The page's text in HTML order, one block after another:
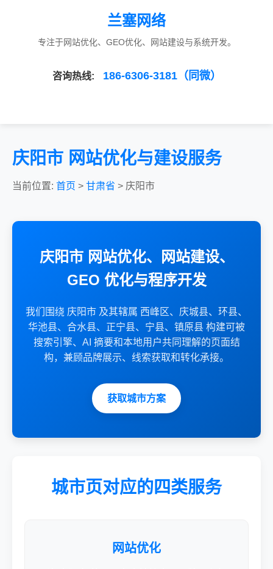
兰塞网络
专注于网站优化、GEO优化、网站建设与系统开发。
咨询热线: 186-6306-3181（同微）
庆阳市 网站优化与建设服务
当前位置: 首页 > 甘肃省 > 庆阳市
庆阳市 网站优化、网站建设、
GEO 优化与程序开发
我们围绕 庆阳市 及其辖属 西峰区、庆城县、环县、
华池县、合水县、正宁县、宁县、镇原县 构建可被
搜索引擎、AI 摘要和本地用户共同理解的页面结
构，兼顾品牌展示、线索获取和转化承接。
获取城市方案
城市页对应的四类服务
网站优化